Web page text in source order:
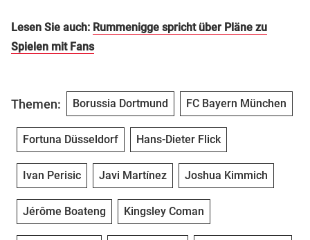
Lesen Sie auch: Rummenigge spricht über Pläne zu
Spielen mit Fans
Themen: Borussia Dortmund FC Bayern München
Fortuna Düsseldorf Hans-Dieter Flick
Ivan Perisic Javi Martínez Joshua Kimmich
Jérôme Boateng Kingsley Coman